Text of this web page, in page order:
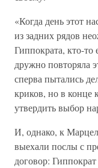
«Когда день этот
из задних рядов
Гиппократа, кто-
дружно повторяла
сперва пытались
криков, но в
утвердить выбор
И, однако, к
выехали послы с
договор: